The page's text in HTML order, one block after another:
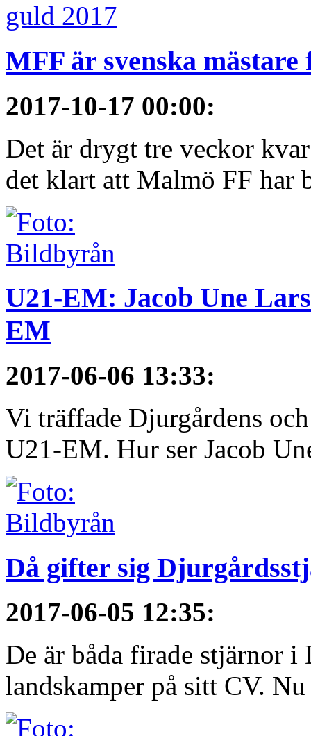
MFF är svenska mästare
2017-10-17 00:00:
Det är drygt tre veckor
det klart att Malmö FF har
U21-EM: Jacob Une
EM
2017-06-06 13:33:
Vi träffade Djurgårdens
U21-EM. Hur ser Jacob
Då gifter sig
2017-06-05 12:35:
De är båda firade stjärnor i
landskamper på sitt CV.